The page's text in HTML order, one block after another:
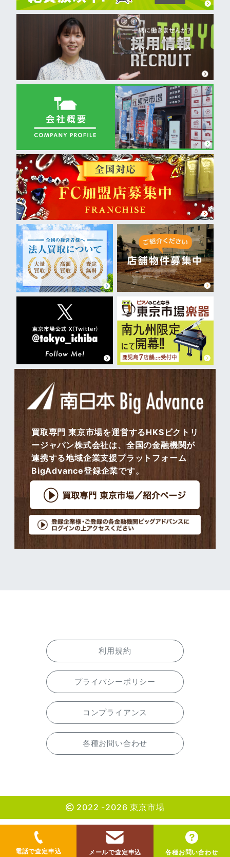
買取専門 東京市場を運営するHKSビクトリ
ージャパン株式会社は、全国の金融機関が
連携する地域企業支援プラットフォーム
BigAdvance登録企業です。
利用規約
プライバシーポリシー
コンプライアンス
各種お問い合わせ
2022 -2026 東京市場
電話で査定申込 メールで査定申込 各種お問い合わせ